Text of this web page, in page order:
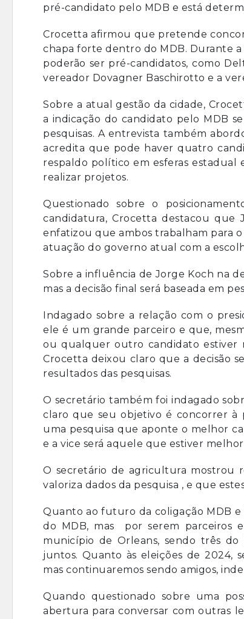
pré-candidato pelo MDB e está
Crocetta afirmou que pretende
chapa forte dentro do MDB. Durante
poderão ser pré-candidatos, como
vereador Dovagner Baschirotto e a
Sobre a atual gestão da cidade,
a indicação do candidato pelo MDB
pesquisas. A entrevista também
acredita que pode haver quatro
respaldo político em esferas estadual
realizar projetos.
Questionado sobre o
candidatura, Crocetta destacou que
enfatizou que ambos trabalham para
atuação do governo atual com a
Sobre a influência de Jorge Koch na
mas a decisão final será baseada em
Indagado sobre a relação com o
ele é um grande parceiro e que,
ou qualquer outro candidato estiver
Crocetta deixou claro que a decisão
resultados das pesquisas.
O secretário também foi indagado
claro que seu objetivo é concorrer à
uma pesquisa que aponte o melhor
e a vice será aquele que estiver
O secretário de agricultura mostrou
valoriza dados da pesquisa , e que
Quanto ao futuro da coligação MDB
do MDB, mas por serem parceiros
município de Orleans, sendo três do
juntos. Quanto às eleições de 2024,
mas continuaremos sendo amigos,
Quando questionado sobre uma
abertura para conversar com outras